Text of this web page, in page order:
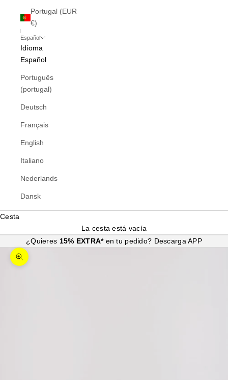
Portugal (EUR
€)
Español
Idioma
Español
Português
(portugal)
Deutsch
Français
English
Italiano
Nederlands
Dansk
Cesta
La cesta está vacía
¿Quieres 15% EXTRA* en tu pedido? Descarga APP
Zoom